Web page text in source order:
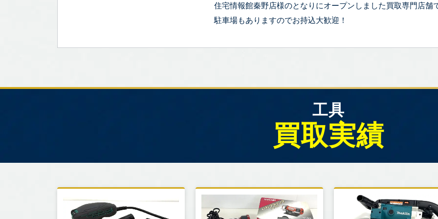
住宅情報館秦野店様のとなりにオープンしました買取専門店舗
駐車場もありますのでお持込大歓迎！
工具
買取実績